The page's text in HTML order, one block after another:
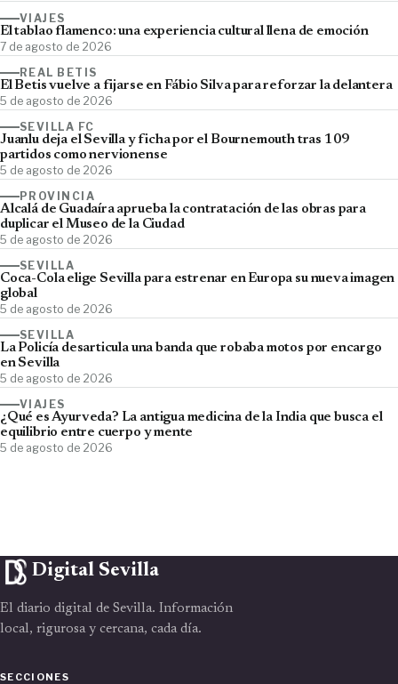
VIAJES
El tablao flamenco: una experiencia cultural llena de emoción
7 de agosto de 2026
REAL BETIS
El Betis vuelve a fijarse en Fábio Silva para reforzar la delantera
5 de agosto de 2026
SEVILLA FC
Juanlu deja el Sevilla y ficha por el Bournemouth tras 109
partidos como nervionense
5 de agosto de 2026
PROVINCIA
Alcalá de Guadaíra aprueba la contratación de las obras para
duplicar el Museo de la Ciudad
5 de agosto de 2026
SEVILLA
Coca-Cola elige Sevilla para estrenar en Europa su nueva imagen
global
5 de agosto de 2026
SEVILLA
La Policía desarticula una banda que robaba motos por encargo
en Sevilla
5 de agosto de 2026
VIAJES
¿Qué es Ayurveda? La antigua medicina de la India que busca el
equilibrio entre cuerpo y mente
5 de agosto de 2026
Digital Sevilla
El diario digital de Sevilla. Información
local, rigurosa y cercana, cada día.
SECCIONES